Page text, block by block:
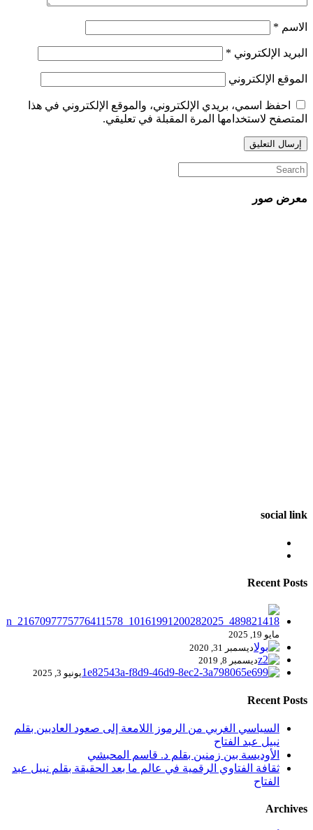
الاسم *
البريد الإلكتروني *
الموقع الإلكتروني
احفظ اسمي، بريدي الإلكتروني، والموقع الإلكتروني في هذا
المتصفح لاستخدامها المرة المقبلة في تعليقي.
معرض صور
social link
Recent Posts
مايو 19, 2025
ديسمبر 31, 2020
ديسمبر 8, 2019
يونيو 3, 2025
Recent Posts
السياسي الغربي من الرموز اللامعة إلى صعود العاديين بقلم
نبيل عبد الفتاح
الأوديسة بين زمنين بقلم د. قاسم المحبشي
ثقافة الفتاوي الرقمية في عالم ما بعد الحقيقة بقلم نبيل عبد
الفتاح
Archives